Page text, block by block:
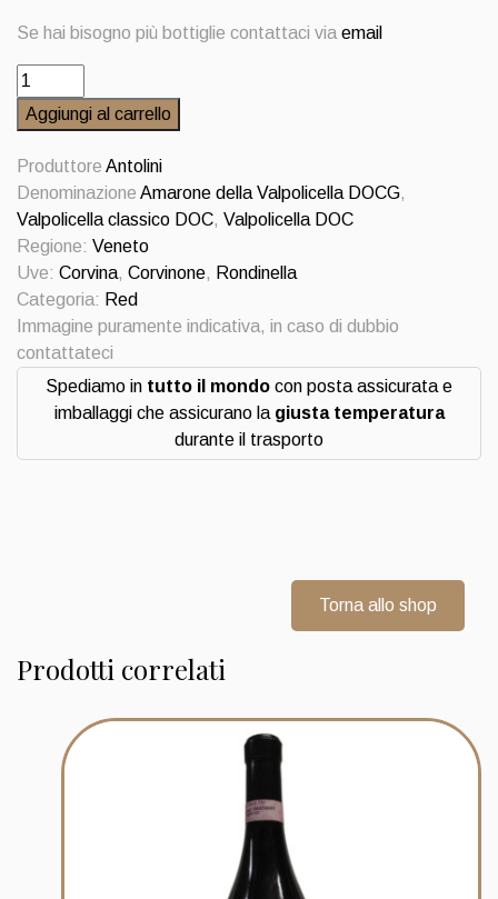
Se hai bisogno più bottiglie contattaci via email
Amarone
della
Valpolicella
Classico
ca
coato
2019
Antolini
quantità
Aggiungi al carrello
Produttore Antolini
Denominazione Amarone della Valpolicella DOCG,
Valpolicella classico DOC, Valpolicella DOC
Regione: Veneto
Uve: Corvina, Corvinone, Rondinella
Categoria: Red
Immagine puramente indicativa, in caso di dubbio
contattateci
Spediamo in tutto il mondo con posta assicurata e
imballaggi che assicurano la giusta temperatura
durante il trasporto
Torna allo shop
Prodotti correlati